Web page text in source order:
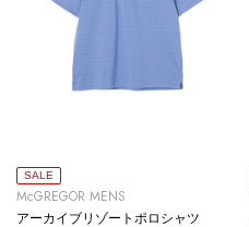
SALE
McGREGOR MENS
アーカイブリゾートポロシャツ